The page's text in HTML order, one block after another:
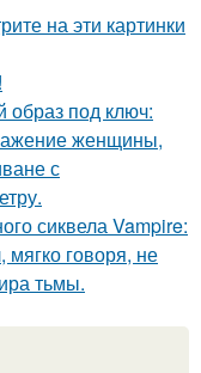
на эти картинки
под ключ:
женщины,
с
сиквела Vampire:
говоря, не
тьмы.